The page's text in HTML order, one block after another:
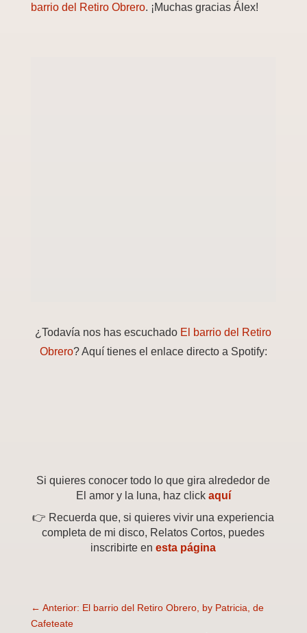
barrio del Retiro Obrero. ¡Muchas gracias Álex!
¿Todavía nos has escuchado El barrio del Retiro
Obrero? Aquí tienes el enlace directo a Spotify:
Si quieres conocer todo lo que gira alrededor de
El amor y la luna, haz clickaquí
👉 Recuerda que, si quieres vivir una experiencia
completa de mi disco, Relatos Cortos, puedes
inscribirte enesta página
← Anterior: El barrio del Retiro Obrero, by Patricia, de
Cafeteate